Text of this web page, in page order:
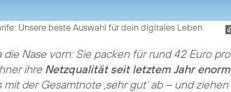
Unsere beste Auswahl für dein digitales Leben
die Nase vorn: Sie packen für rund 42 Euro pro
ihre Netzqualität seit letztem Jahr enorm
der Gesamtnote ‚sehr gut‘ ab – und ziehen